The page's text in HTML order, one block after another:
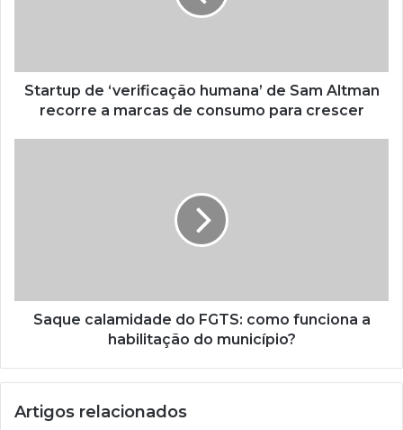
Startup de ‘verificação humana’ de Sam Altman
recorre a marcas de consumo para crescer
Saque calamidade do FGTS: como funciona a
habilitação do município?
Artigos relacionados